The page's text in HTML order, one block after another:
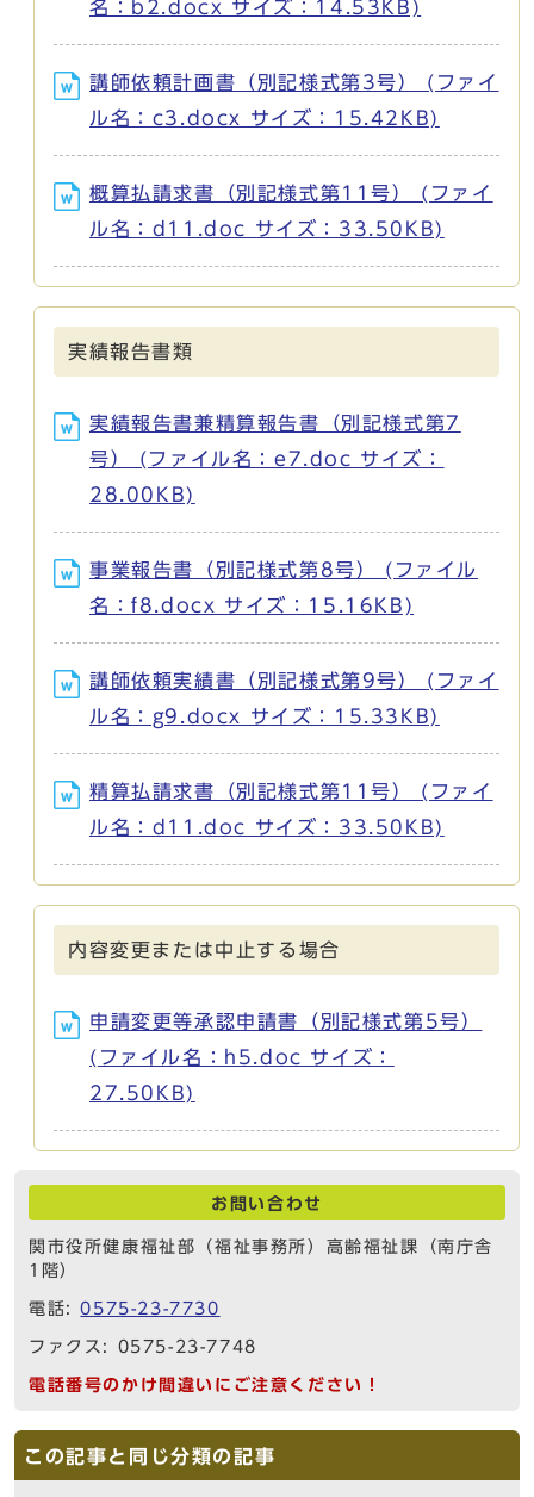
名：b2.docx サイズ：14.53KB)
講師依頼計画書（別記様式第3号） (ファイ
ル名：c3.docx サイズ：15.42KB)
概算払請求書（別記様式第11号） (ファイ
ル名：d11.doc サイズ：33.50KB)
実績報告書類
実績報告書兼精算報告書（別記様式第7
号） (ファイル名：e7.doc サイズ：
28.00KB)
事業報告書（別記様式第8号） (ファイル
名：f8.docx サイズ：15.16KB)
講師依頼実績書（別記様式第9号） (ファイ
ル名：g9.docx サイズ：15.33KB)
精算払請求書（別記様式第11号） (ファイ
ル名：d11.doc サイズ：33.50KB)
内容変更または中止する場合
申請変更等承認申請書（別記様式第5号）
(ファイル名：h5.doc サイズ：
27.50KB)
お問い合わせ
関市役所健康福祉部（福祉事務所）高齢福祉課（南庁舎
1階）
電話:0575-23-7730
ファクス: 0575-23-7748
電話番号のかけ間違いにご注意ください！
この記事と同じ分類の記事